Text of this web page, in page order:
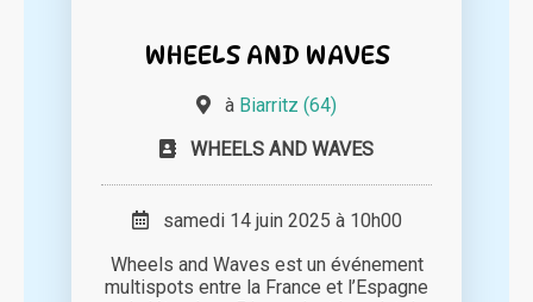
WHEELS AND WAVES
à Biarritz (64)
WHEELS AND WAVES
samedi 14 juin 2025 à 10h00
Wheels and Waves est un événement
multispots entre la France et l’Espagne